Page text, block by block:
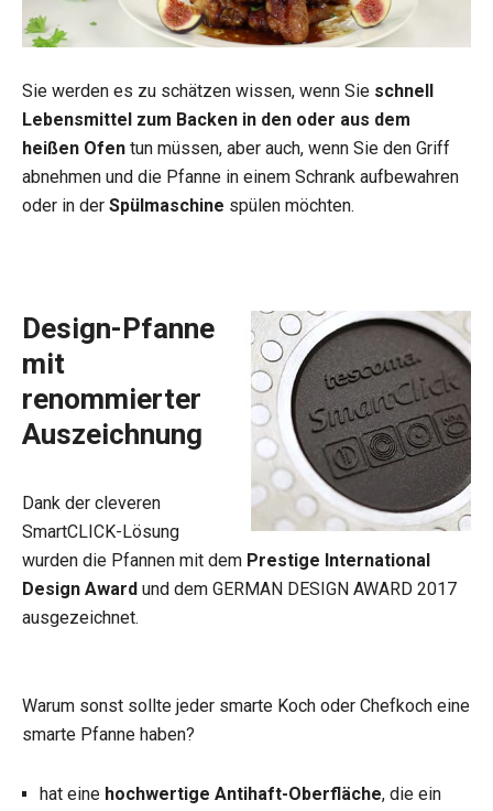
Sie werden es zu schätzen wissen, wenn Sie schnell
Lebensmittel zum Backen in den oder aus dem
heißen Ofen tun müssen, aber auch, wenn Sie den Griff
abnehmen und die Pfanne in einem Schrank aufbewahren
oder in der Spülmaschine spülen möchten.
Design-Pfanne
mit
renommierter
Auszeichnung
Dank der cleveren
SmartCLICK-Lösung
wurden die Pfannen mit dem Prestige International
Design Award und dem GERMAN DESIGN AWARD 2017
ausgezeichnet.
Warum sonst sollte jeder smarte Koch oder Chefkoch eine
smarte Pfanne haben?
hat eine hochwertige Antihaft-Oberfläche, die ein